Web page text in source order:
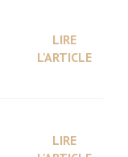
LIRE
L'ARTICLE
LIRE